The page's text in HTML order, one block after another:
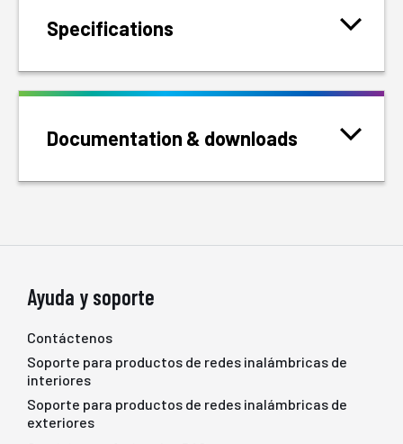
Specifications
Documentation & downloads
Ayuda y soporte
Contáctenos
Soporte para productos de redes inalámbricas de
interiores
Soporte para productos de redes inalámbricas de
exteriores